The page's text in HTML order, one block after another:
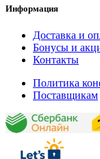
Информация
Доставка и
Бонусы и
Контакты
Политика
Поставщикам